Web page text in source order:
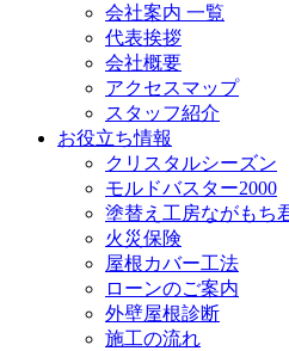
会社案内 一覧
代表挨拶
会社概要
アクセスマップ
スタッフ紹介
お役立ち情報
クリスタルシーズン
モルドバスター2000
塗替え工房ながもち
火災保険
屋根カバー工法
ローンのご案内
外壁屋根診断
施工の流れ